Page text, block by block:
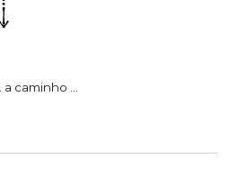
... a caminho ...